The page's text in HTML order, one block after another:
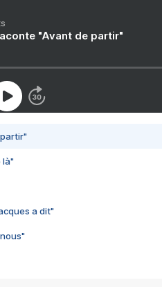
"Avant de partir"
là"
a dit"